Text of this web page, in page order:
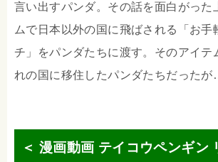
言い出すパンダ。その話を面白がった
ムで日本以外の国に飛ばされる「お手
チ」をパンダたちに渡す。そのアイテ
れの国に移住したパンダたちだった
＜ 漫画動画 テイコウペンギン